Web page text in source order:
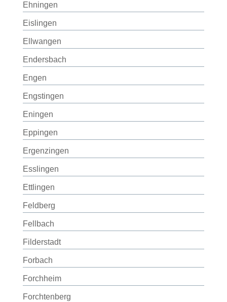
Ehningen
Eislingen
Ellwangen
Endersbach
Engen
Engstingen
Eningen
Eppingen
Ergenzingen
Esslingen
Ettlingen
Feldberg
Fellbach
Filderstadt
Forbach
Forchheim
Forchtenberg